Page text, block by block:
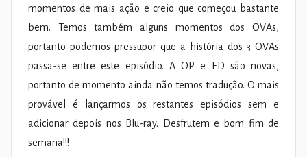
momentos de mais ação e creio que começou bastante
bem. Temos também alguns momentos dos OVAs,
portanto podemos pressupor que a história dos 3 OVAs
passa-se entre este episódio. A OP e ED são novas,
portanto de momento ainda não temos tradução. O mais
provável é lançarmos os restantes episódios sem e
adicionar depois nos Blu-ray. Desfrutem e bom fim de
semana!!!